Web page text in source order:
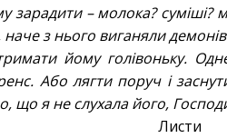
зарадити – молока? суміші?
з нього виганяли
йому голівоньку.
Або лягти поруч і
що я не слухала його,
Листи